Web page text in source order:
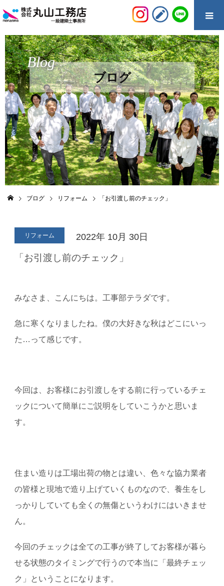
ブログ
Blog
ブログ リフォーム 「お引渡し前のチェック」
2022年 10月 30日
リフォーム
「お引渡し前のチェック」
みなさま、こんにちは。工事部テラダです。
急に寒くなりましたね。僕の大好きな秋はどこにいっ
た…って感じです。
今回は、お客様にお引渡しをする前に行っているチェ
ックについて簡単にご説明をしていこうかと思いま
す。
住まい造りは工場出荷の物とは違い、色々な協力業者
の皆様と現地で造り上げていくものなので、養生をし
っかりしていても全くの無傷というわけにはいきませ
ん。
今回のチェックは全ての工事が終了してお客様が暮ら
せる状態のタイミングで行うので本当に「最終チェッ
ク」ということになります。